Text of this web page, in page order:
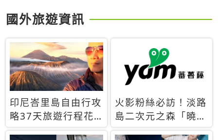
國外旅遊資訊
印尼峇里島自由行攻
略37天旅遊行程花
費5萬台幣 ❤️別等退
火影粉絲必訪！淡路
島二次元之森「曉」
解謎任務9月起全面